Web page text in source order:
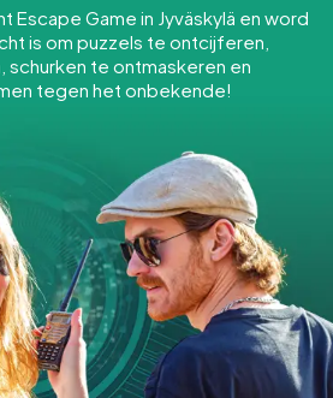
CH
DE
UK
IE
Boek tickets
Escape Game in Jyväskylä en word
is om puzzels te ontcijferen,
schurken te ontmaskeren en
tegen het onbekende!